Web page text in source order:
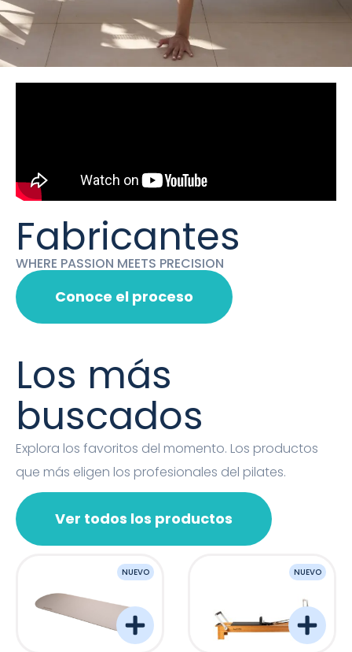
Fabricantes
WHERE PASSION MEETS PRECISION
Conoce el proceso
NUEVO NUEVO
Ver todos los productos
Los más
buscados
Explora los favoritos del momento. Los productos
que más eligen los profesionales del pilates.